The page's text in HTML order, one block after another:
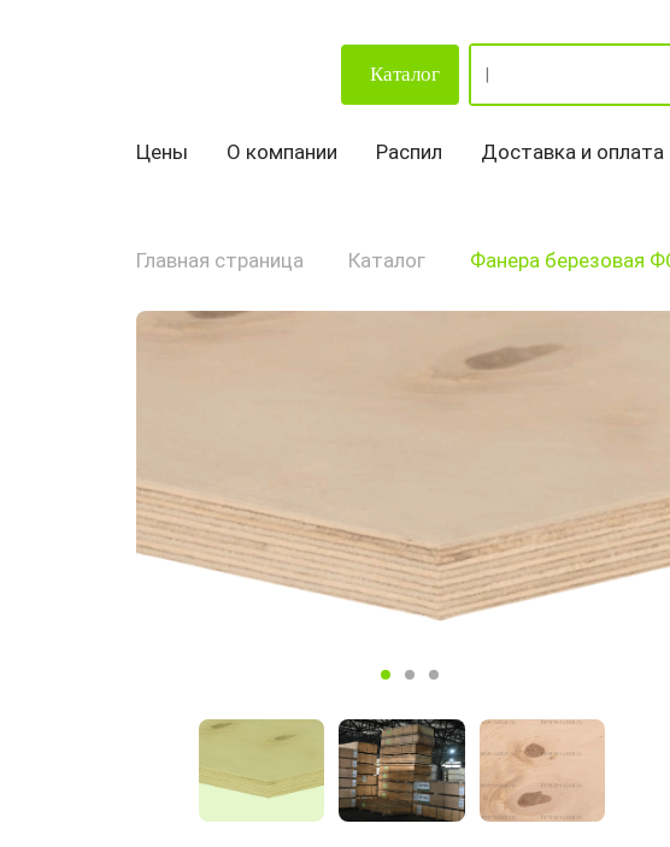
Каталог
Цены О компании Распил Доставка и оплата
Главная страница Каталог Фанера березовая